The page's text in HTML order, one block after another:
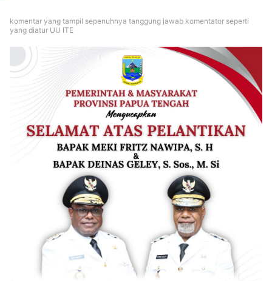
Komentar
komentar yang tampil sepenuhnya tanggung jawab komentator seperti
yang diatur UU ITE